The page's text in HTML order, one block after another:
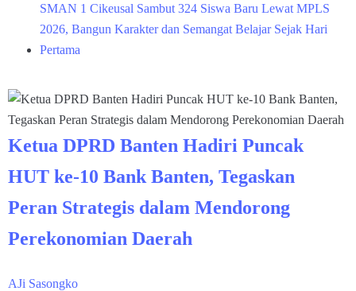
SMAN 1 Cikeusal Sambut 324 Siswa Baru Lewat MPLS
2026, Bangun Karakter dan Semangat Belajar Sejak Hari
Pertama
Ketua DPRD Banten Hadiri Puncak
HUT ke-10 Bank Banten, Tegaskan
Peran Strategis dalam Mendorong
Perekonomian Daerah
AJi Sasongko